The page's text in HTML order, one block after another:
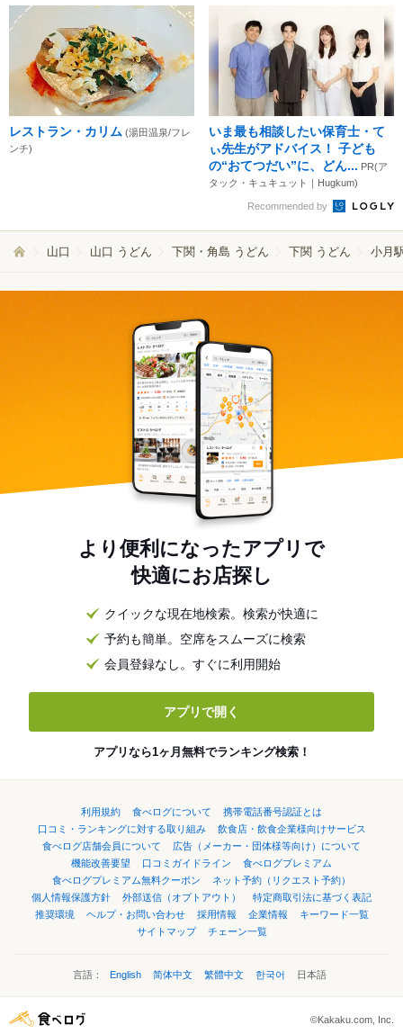
レストラン・カリム (湯田温泉/フレ
ンチ)
いま最も相談したい保育士・て
ぃ先生がアドバイス！ 子ども
の“おてつだい”に、どん... PR(ア
タック・キュキュット｜Hugkum)
Recommended by
山口 山口 うどん 下関・角島 うどん 下関 うどん 小月
より便利になったアプリで
快適にお店探し
クイックな現在地検索。検索が快適に
予約も簡単。空席をスムーズに検索
会員登録なし。すぐに利用開始
アプリで開く
アプリなら1ヶ月無料でランキング検索！
利用規約 食べログについて
携帯電話番号認証とは
口コミ・ランキングに対する取り組み
飲食店・飲食企業様向けサービス
食べログ店舗会員について
広告（メーカー・団体様等向け）について
機能改善要望
口コミガイドライン
食べログプレミアム
食べログプレミアム無料クーポン
ネット予約（リクエスト予約）
個人情報保護方針
外部送信（オプトアウト）
特定商取引法に基づく表記
推奨環境
ヘルプ・お問い合わせ 採用情報 企業情報
キーワード一覧
サイトマップ
チェーン一覧
言語： English 简体中文 繁體中文 한국어 日本語
©Kakaku.com, Inc.